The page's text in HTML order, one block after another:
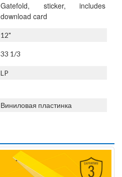
Gatefold, sticker, includes
download card
12"
33 1/3
LP
Виниловая пластинка